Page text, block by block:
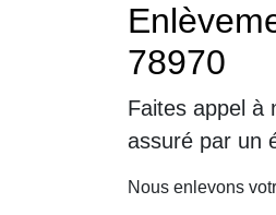
78970
Faites appel à
assuré par un
Nous enlevons